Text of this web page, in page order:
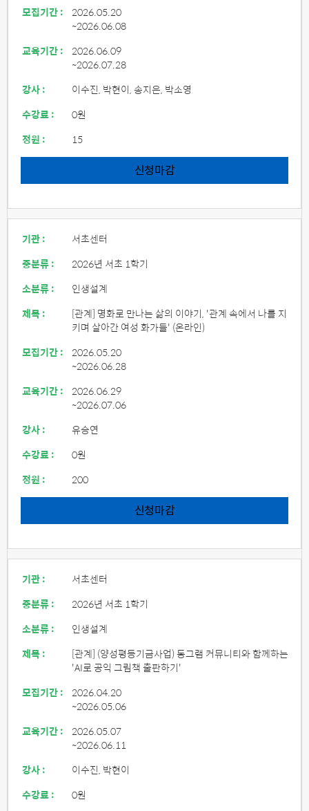
모집기간 : 2026.05.20
~2026.06.08
교육기간 : 2026.06.09
~2026.07.28
강사 :
이수진, 박현이, 송지은, 박소영
수강료 :
0원
정원 :
15
신청마감
기관 :
서초센터
중분류 :
2026년 서초 1학기
소분류 :
인생설계
제목 :
[관계] 명화로 만나는 삶의 이야기, '관계 속에서 나를 지
키며 살아간 여성 화가들' (온라인)
모집기간 : 2026.05.20
~2026.06.28
교육기간 : 2026.06.29
~2026.07.06
강사 :
유승연
수강료 :
0원
정원 :
200
신청마감
기관 :
서초센터
중분류 :
2026년 서초 1학기
소분류 :
인생설계
제목 :
[관계] (양성평등기금사업) 동그램 커뮤니티와 함께하는
'AI로 공익 그림책 출판하기'
모집기간 : 2026.04.20
~2026.05.06
교육기간 : 2026.05.07
~2026.06.11
강사 :
이수진, 박현이
수강료 :
0원